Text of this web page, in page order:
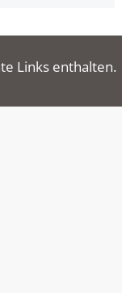
Links enthalten.